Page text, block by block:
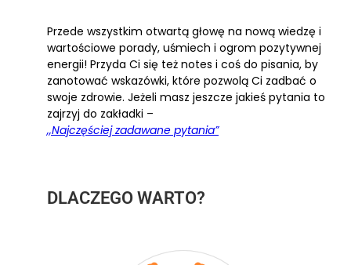
Przede wszystkim otwartą głowę na nową wiedzę i
wartościowe porady, uśmiech i ogrom pozytywnej
energii! Przyda Ci się też notes i coś do pisania, by
zanotować wskazówki, które pozwolą Ci zadbać o
swoje zdrowie. Jeżeli masz jeszcze jakieś pytania to
zajrzyj do zakładki –
,,Najczęściej zadawane pytania”
DLACZEGO WARTO?